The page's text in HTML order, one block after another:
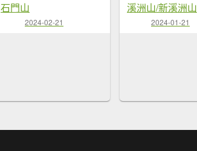
石門山
2024-02-21
溪洲山/新溪洲山
2024-01-21